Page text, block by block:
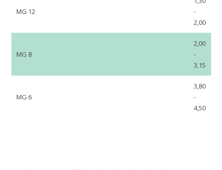
MG 12
-
2,00
MG 8
2,00
-
3,15
MG 6
3,80
-
4,50